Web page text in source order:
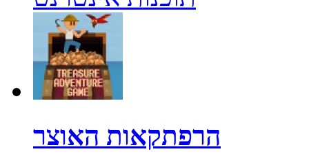
הרפתקאות האוצר